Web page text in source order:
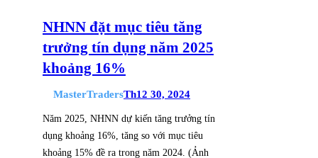
NHNN đặt mục tiêu tăng
trưởng tín dụng năm 2025
khoảng 16%
MasterTradersTh12 30, 2024
Năm 2025, NHNN dự kiến tăng trưởng tín
dụng khoảng 16%, tăng so với mục tiêu
khoảng 15% đề ra trong năm 2024. (Ảnh